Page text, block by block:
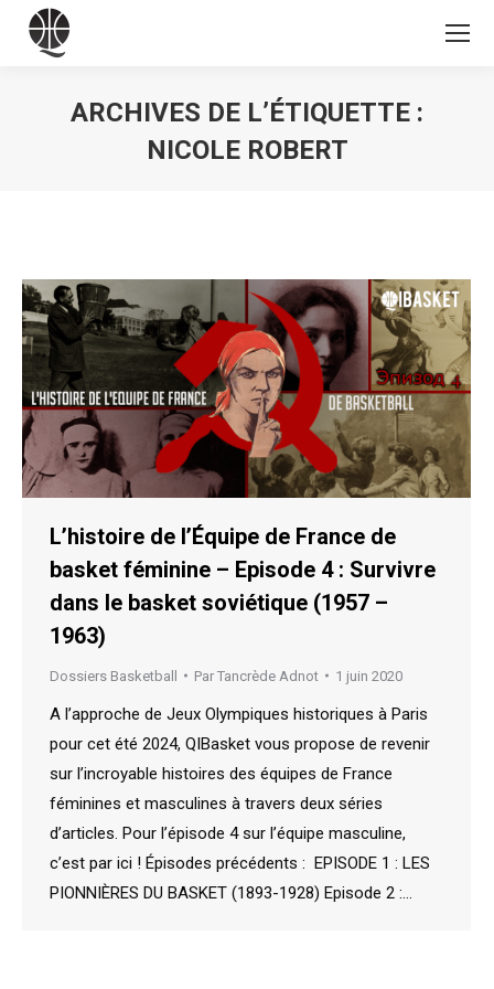
ARCHIVES DE L’ÉTIQUETTE :
NICOLE ROBERT
L’histoire de l’Équipe de France de
basket féminine – Episode 4 : Survivre
dans le basket soviétique (1957 –
1963)
Dossiers Basketball Par Tancrède Adnot 1 juin 2020
A l’approche de Jeux Olympiques historiques à Paris
pour cet été 2024, QIBasket vous propose de revenir
sur l’incroyable histoires des équipes de France
féminines et masculines à travers deux séries
d’articles. Pour l’épisode 4 sur l’équipe masculine,
c’est par ici ! Épisodes précédents : EPISODE 1 : LES
PIONNIÈRES DU BASKET (1893-1928) Episode 2 :…